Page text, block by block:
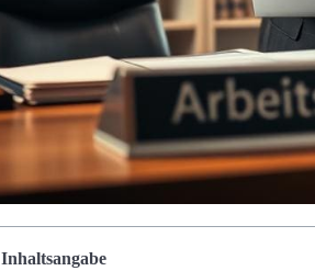
Inhaltsangabe